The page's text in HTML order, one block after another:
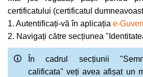
certificatului (certificatul
1. Autentificați-vă în aplicația e-
2. Navigați către secțiunea
În cadrul secțiunii
calificata" veți avea afișat un